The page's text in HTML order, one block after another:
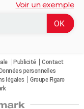
Voir un exemple
Publicité
Contact
Données personnelles
légales
Groupe Figaro